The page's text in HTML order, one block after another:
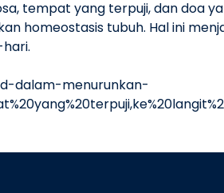
tempat yang terpuji, dan doa
homeostasis tubuh. Hal ini
dalam-menurunkan-